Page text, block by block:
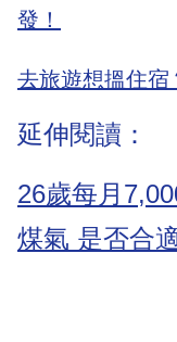
發！
去旅遊想搵住宿
延伸閱讀：
26歲每月
煤氣 是否合